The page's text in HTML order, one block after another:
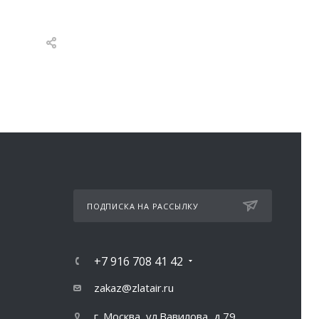
ПОДПИСКА НА РАССЫЛКУ
+7 916 708 41 42
zakaz@zlatair.ru